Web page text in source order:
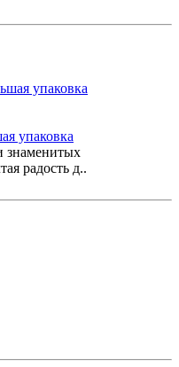
упаковка
знаменитых
радость д..